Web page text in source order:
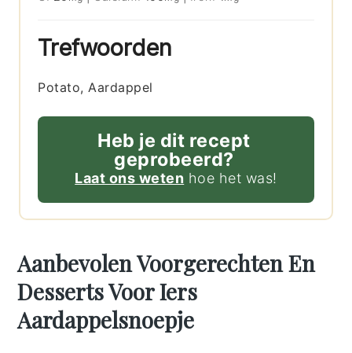
Trefwoorden
Potato, Aardappel
Heb je dit recept
geprobeerd?
Laat ons weten hoe het was!
Aanbevolen Voorgerechten En
Desserts Voor Iers
Aardappelsnoepje